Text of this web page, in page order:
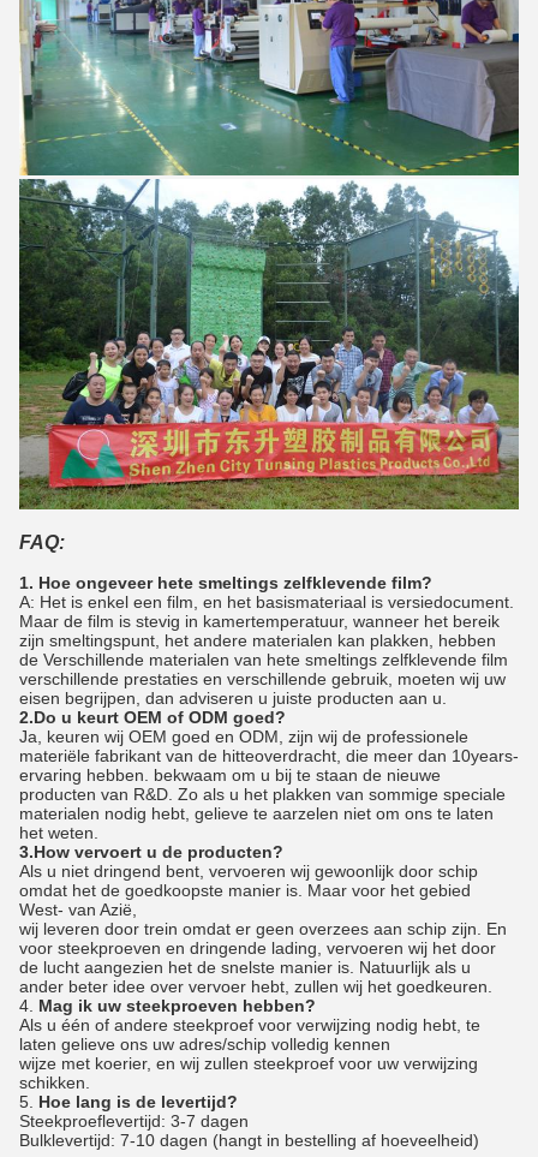
FAQ:
1. Hoe ongeveer hete smeltings zelfklevende film?
A: Het is enkel een film, en het basismateriaal is versiedocument.
Maar de film is stevig in kamertemperatuur, wanneer het bereik
zijn smeltingspunt, het andere materialen kan plakken, hebben
de Verschillende materialen van hete smeltings zelfklevende film
verschillende prestaties en verschillende gebruik, moeten wij uw
eisen begrijpen, dan adviseren u juiste producten aan u.
2.Do u keurt OEM of ODM goed?
Ja, keuren wij OEM goed en ODM, zijn wij de professionele
materiële fabrikant van de hitteoverdracht, die meer dan 10years-
ervaring hebben. bekwaam om u bij te staan de nieuwe
producten van R&D. Zo als u het plakken van sommige speciale
materialen nodig hebt, gelieve te aarzelen niet om ons te laten
het weten.
3.How vervoert u de producten?
Als u niet dringend bent, vervoeren wij gewoonlijk door schip
omdat het de goedkoopste manier is. Maar voor het gebied
West- van Azië,
wij leveren door trein omdat er geen overzees aan schip zijn. En
voor steekproeven en dringende lading, vervoeren wij het door
de lucht aangezien het de snelste manier is. Natuurlijk als u
ander beter idee over vervoer hebt, zullen wij het goedkeuren.
4. Mag ik uw steekproeven hebben?
Als u één of andere steekproef voor verwijzing nodig hebt, te
laten gelieve ons uw adres/schip volledig kennen
wijze met koerier, en wij zullen steekproef voor uw verwijzing
schikken.
5. Hoe lang is de levertijd?
Steekproeflevertijd: 3-7 dagen
Bulklevertijd: 7-10 dagen (hangt in bestelling af hoeveelheid)